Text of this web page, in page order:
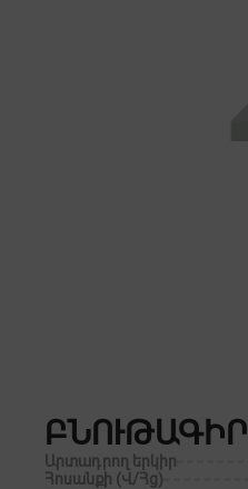
ԲՆՈՒԹԱԳԻՐ
Արտադրող երկիր
Հոսանքի (Վ/Հց)